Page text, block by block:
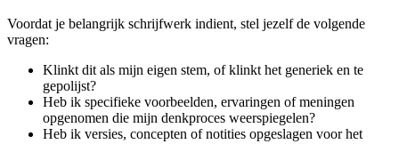
Voordat je belangrijk schrijfwerk indient, stel jezelf de volgende
vragen:
Klinkt dit als mijn eigen stem, of klinkt het generiek en te
gepolijst?
Heb ik specifieke voorbeelden, ervaringen of meningen
opgenomen die mijn denkproces weerspiegelen?
Heb ik versies, concepten of notities opgeslagen voor het